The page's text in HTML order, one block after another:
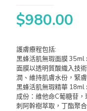
$980.00
護膚療程包括:
黑蜂活肌無瑕面膜 35ml
面膜以透明質酸織入技
潤、維持肌膚水份，緊
黑蜂活肌無瑕精華 18ml
成份：維他命C葡糖苷
刺阿幹樹萃取，丁酯聚